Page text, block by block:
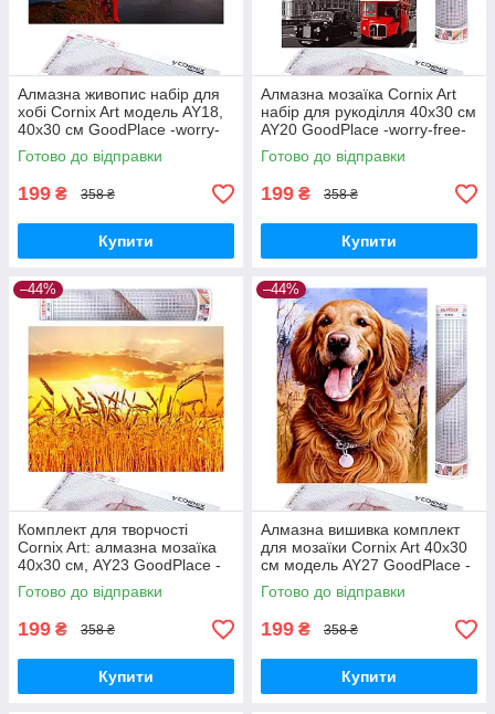
Алмазна живопис набір для
хобі Cornix Art модель AY18,
40х30 см GoodPlace -worry-
free-shopping-
Готово до відправки
199 ₴ 358 ₴
Купити
Алмазна мозаїка Cornix Art
набір для рукоділля 40x30 см
AY20 GoodPlace -worry-free-
shopping-
Готово до відправки
199 ₴ 358 ₴
Купити
–44%
Комплект для творчості
Cornix Art: алмазна мозаїка
40x30 см, AY23 GoodPlace -
worry-free-shopping-
Готово до відправки
199 ₴ 358 ₴
Купити
–44%
Алмазна вишивка комплект
для мозаїки Cornix Art 40x30
см модель AY27 GoodPlace -
worry-free-shopping-
Готово до відправки
199 ₴ 358 ₴
Купити